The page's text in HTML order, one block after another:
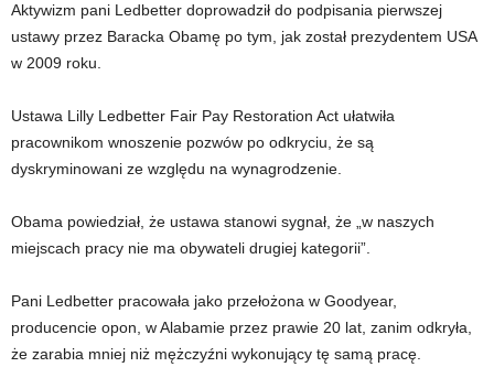
Aktywizm pani Ledbetter doprowadził do podpisania pierwszej
ustawy przez Baracka Obamę po tym, jak został prezydentem USA
w 2009 roku.
Ustawa Lilly Ledbetter Fair Pay Restoration Act ułatwiła
pracownikom wnoszenie pozwów po odkryciu, że są
dyskryminowani ze względu na wynagrodzenie.
Obama powiedział, że ustawa stanowi sygnał, że „w naszych
miejscach pracy nie ma obywateli drugiej kategorii”.
Pani Ledbetter pracowała jako przełożona w Goodyear,
producencie opon, w Alabamie przez prawie 20 lat, zanim odkryła,
że ​​zarabia mniej niż mężczyźni wykonujący tę samą pracę.